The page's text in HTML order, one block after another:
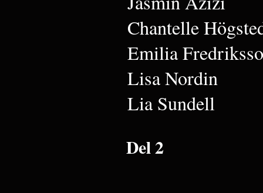
Chantelle
Emilia
Lisa Nordin
Lia Sundell
Del 2